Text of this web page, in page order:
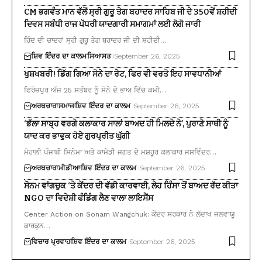
CM ਭਗਵੰਤ ਮਾਨ ਵੱਲੋਂ ਸ੍ਰੀ ਗੁਰੂ ਤੇਗ ਬਹਾਦਰ ਸਾਹਿਬ ਜੀ ਦੇ 350ਵੇਂ ਸ਼ਹੀਦੀ
ਦਿਵਸ ਸਬੰਧੀ ਰਾਜ ਪੱਧਰੀ ਯਾਦਗਾਰੀ ਸਮਾਗਮਾਂ ਲਈ ਲੋਗੋ ਜਾਰੀ
ਹਿੰਦ ਦੀ ਚਾਦਰ’ ਸ੍ਰੀ ਗੁਰੂ ਤੇਗ ਬਹਾਦਰ ਜੀ ਦੀ ਸ਼ਹੀਦੀ…
ਸ਼ਿਵ ਇੰਦਰ ਦਾ ਕਾਲਮਸਿਆਸਤ September 26, 2025
ਖੁਸ਼ਖਬਰੀ! ਡਿੱਗ ਗਿਆ ਸੋਨੇ ਦਾ ਰੇਟ, ਫਿਰ ਵੀ ਵਰਤੋ ਇਹ ਸਾਵਧਾਨੀਆਂ
ਫਿਰੋਜ਼ਪੁਰ ਅੱਜ 25 ਸਤੰਬਰ ਨੂੰ ਸੋਨੇ ਦੇ ਭਾਅ ਵਿੱਚ ਕਮੀ…
ਅਰਥਚਾਰਾਸਮਾਜਸ਼ਿਵ ਇੰਦਰ ਦਾ ਕਾਲਮ September 26, 2025
‘ਭੱਲਾ ਸਾਬ੍ਹ ਵਰਗੇ ਕਲਾਕਾਰ ਸਾਲਾਂ ਬਾਅਦ ਹੀ ਮਿਲਦੇ ਨੇ’, ਪੁਰਾਣੇ ਸਾਥੀ ਨੂੰ
ਯਾਦ ਕਰ ਭਾਵੁਕ ਹੋਏ ਗੁਰਪ੍ਰੀਤ ਘੁੱਗੀ
ਮੋਹਾਲੀ ਪੰਜਾਬੀ ਸਿਨੇਮਾ ਅਤੇ ਕਾਮੇਡੀ ਜਗਤ ਦੇ ਮਸ਼ਹੂਰ ਕਲਾਕਾਰ ਜਸਵਿੰਦਰ…
ਅਰਥਚਾਰਾਮੀਡੀਆਸ਼ਿਵ ਇੰਦਰ ਦਾ ਕਾਲਮ September 26, 2025
ਸੋਨਮ ਵਾਂਗਚੁਕ ‘ਤੇ ਕੇਂਦਰ ਦੀ ਵੱਡੀ ਕਾਰਵਾਈ, ਲੇਹ ਹਿੰਸਾ ਤੋਂ ਬਾਅਦ ਰੱਦ ਕੀਤਾ
NGO ਦਾ ਵਿਦੇਸ਼ੀ ਫੰਡਿੰਗ ਲੈਣ ਵਾਲਾ ਲਾਇਸੈਂਸ
Center Action on Sonam Wangchuk: ਕੇਂਦਰ ਸਰਕਾਰ ਨੇ ਲੱਦਾਖ ਜਲਵਾਯੂ
ਕਾਰਕੁਨ…
ਵਿਚਾਰ ਪ੍ਰਵਾਹਸ਼ਿਵ ਇੰਦਰ ਦਾ ਕਾਲਮ September 26, 2025